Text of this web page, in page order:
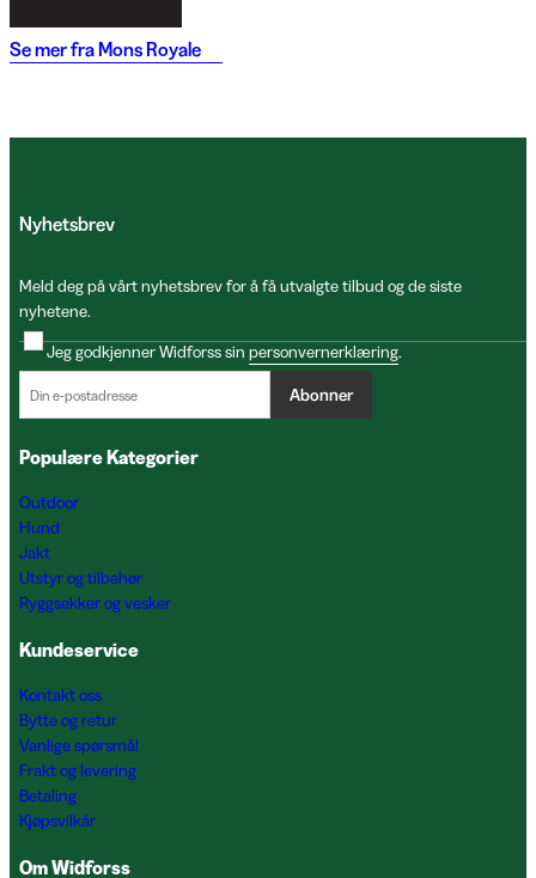
Se mer fra Mons Royale
Nyhetsbrev
Meld deg på vårt nyhetsbrev for å få utvalgte tilbud og de siste
nyhetene.
Jeg godkjenner Widforss sin personvernerklæring.
Abonner
Populære Kategorier
Outdoor
Hund
Jakt
Utstyr og tilbehør
Ryggsekker og vesker
Kundeservice
Kontakt oss
Bytte og retur
Vanlige spørsmål
Frakt og levering
Betaling
Kjøpsvilkår
Om Widforss